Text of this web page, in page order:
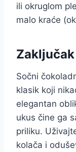
ili okruglom
malo kraće
Zaključak
Sočni
klasik koji
elegantan
ukus čine ga
priliku.
kolača i